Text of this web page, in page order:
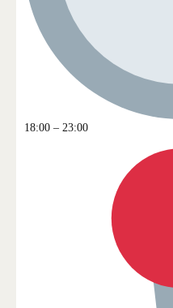
18:00 – 23:00